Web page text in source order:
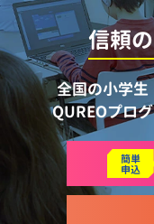
信頼
全国の小学生
QUREOプロ
簡単
申込